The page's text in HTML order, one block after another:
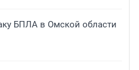
БПЛА в Омской области